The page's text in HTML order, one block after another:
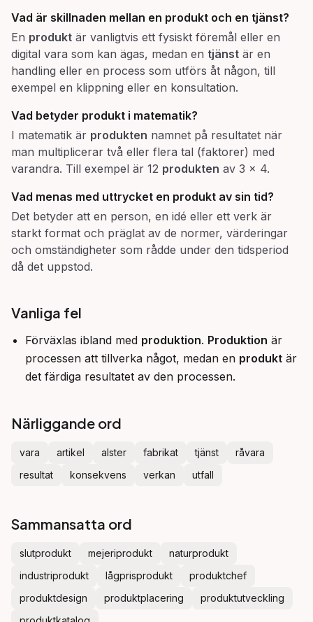
Vad är skillnaden mellan en produkt och en tjänst?
En produkt är vanligtvis ett fysiskt föremål eller en
digital vara som kan ägas, medan en tjänst är en
handling eller en process som utförs åt någon, till
exempel en klippning eller en konsultation.
Vad betyder produkt i matematik?
I matematik är produkten namnet på resultatet när
man multiplicerar två eller flera tal (faktorer) med
varandra. Till exempel är 12 produkten av 3 × 4.
Vad menas med uttrycket en produkt av sin tid?
Det betyder att en person, en idé eller ett verk är
starkt format och präglat av de normer, värderingar
och omständigheter som rådde under den tidsperiod
då det uppstod.
Vanliga fel
Förväxlas ibland med produktion. Produktion är
processen att tillverka något, medan en produkt är
det färdiga resultatet av den processen.
Närliggande ord
vara artikel alster fabrikat tjänst
råvara
resultat
konsekvens verkan utfall
Sammansatta ord
slutprodukt mejeriprodukt
naturprodukt
industriprodukt
lågprisprodukt
produktchef
produktdesign
produktplacering
produktutveckling